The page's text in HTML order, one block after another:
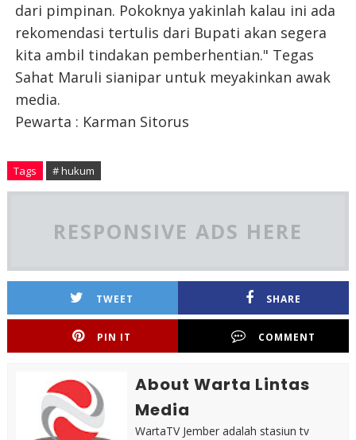
dari pimpinan. Pokoknya yakinlah kalau ini ada
rekomendasi tertulis dari Bupati akan segera
kita ambil tindakan pemberhentian." Tegas
Sahat Maruli sianipar untuk meyakinkan awak
media.
Pewarta : Karman Sitorus
Tags # hukum
RESPONSIVE ADS HERE
TWEET SHARE
PIN IT COMMENT
About Warta Lintas
Media
WartaTV Jember adalah stasiun tv